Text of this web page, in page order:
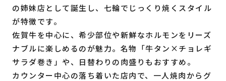
の姉妹店として誕生し、七輪でじっくり焼くスタイル
が特徴です。
佐賀牛を中心に、希少部位や新鮮なホルモンをリーズ
ナブルに楽しめるのが魅力。名物「牛タン×チョレギ
サラダ巻き」や、日替わりの肉盛りもおすすめ。
カウンター中心の落ち着いた店内で、一人焼肉からグ